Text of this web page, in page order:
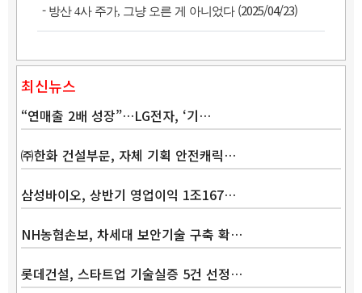
- 방산 4사 주가, 그냥 오른 게 아니었다(2025/04/23)
최신뉴스
“연매출 2배 성장”…LG전자, ‘기…
㈜한화 건설부문, 자체 기획 안전캐릭…
삼성바이오, 상반기 영업이익 1조167…
NH농협손보, 차세대 보안기술 구축 확…
롯데건설, 스타트업 기술실증 5건 선정…